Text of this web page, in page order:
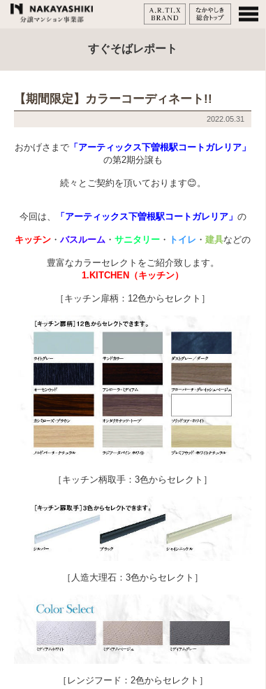
すぐそばレポート
【期間限定】カラーコーディネート!!
2022.05.31
おかげさまで 「アーティックス下曽根駅コートガレリア」
の第2期分譲も
続々とご契約を頂いております😊。
今回は、 「アーティックス下曽根駅コートガレリア」 の
キッチン ・ バスルーム ・ サニタリー ・ トイレ ・ 建具などの
豊富なカラーセレクトをご紹介致します。
1.KITCHEN（キッチン）
［キッチン扉柄：12色からセレクト］
［キッチン柄取手：3色からセレクト］
［人造大理石：3色からセレクト］
［レンジフード：2色からセレクト］